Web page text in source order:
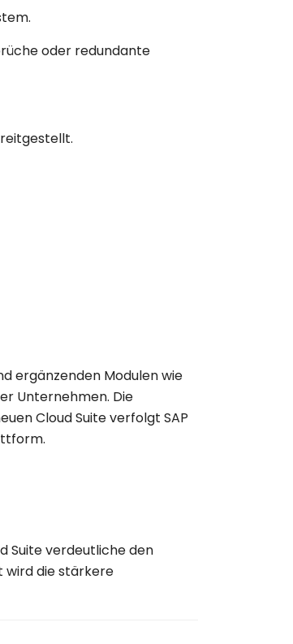
oder redundante
ergänzenden Modulen wie
Unternehmen. Die
Cloud Suite verfolgt SAP
Suite verdeutliche den
wird die stärkere
Orientierung – ich helfe